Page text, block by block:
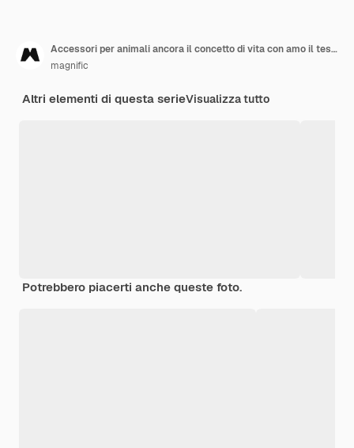
Accessori per animali ancora il concetto di vita con amo il testo di animali domestici
magnific
Altri elementi di questa serieVisualizza tutto
Potrebbero piacerti anche queste foto.